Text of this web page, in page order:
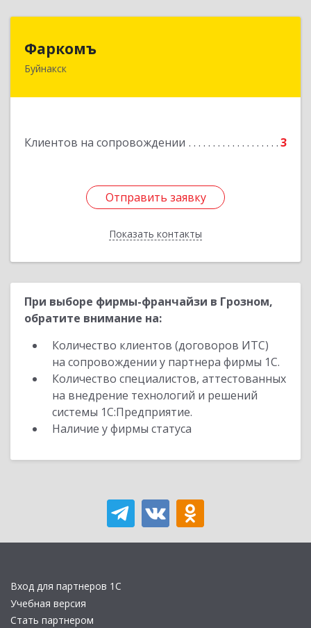
Фаркомъ
Буйнакск
Клиентов на сопровождении 3
Отправить заявку
Показать контакты
Отправить заявку
Назад
При выборе фирмы-франчайзи в Грозном,
обратите внимание на:
Количество клиентов (договоров ИТС)
на сопровождении у партнера фирмы 1С.
Количество специалистов, аттестованных
на внедрение технологий и решений
системы 1С:Предприятие.
Наличие у фирмы статуса
Вход для партнеров 1С
Учебная версия
Стать партнером